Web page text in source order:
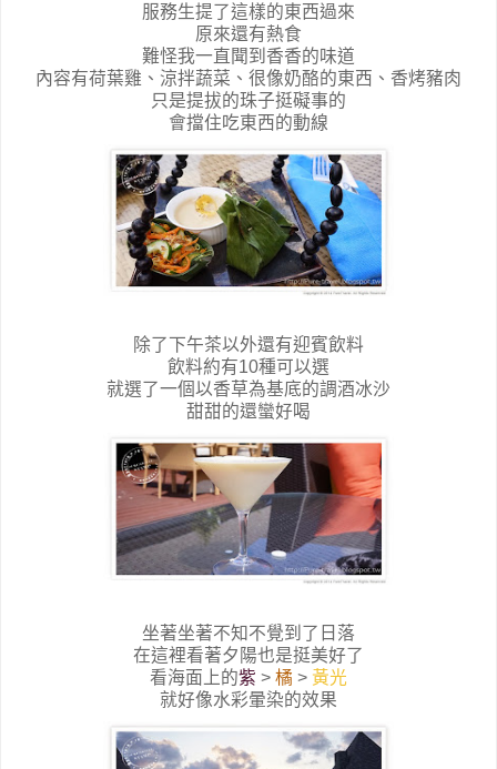
服務生提了這樣的東西過來
原來還有熱食
難怪我一直聞到香香的味道
內容有荷葉雞、涼拌蔬菜、很像奶酪的東西、香烤豬肉
只是提拔的珠子挺礙事的
會擋住吃東西的動線
除了下午茶以外還有迎賓飲料
飲料約有10種可以選
就選了一個以香草為基底的調酒冰沙
甜甜的還蠻好喝
坐著坐著不知不覺到了日落
在這裡看著夕陽也是挺美好了
看海面上的紫 > 橘 > 黃光
就好像水彩暈染的效果